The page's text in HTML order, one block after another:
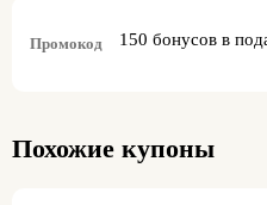
Промокод 150 бонусов в
Похожие купоны